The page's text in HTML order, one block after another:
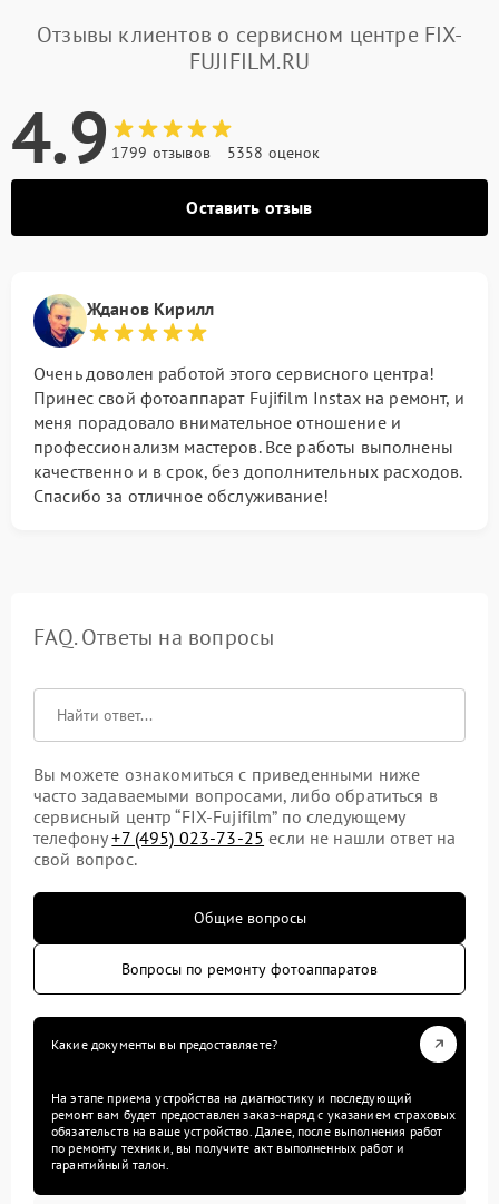
Отзывы клиентов о сервисном центре FIX-
FUJIFILM.RU
4.9 1799 отзывов 5358 оценок
Оставить отзыв
Жданов Кирилл
Очень доволен работой этого сервисного центра!
Принес свой фотоаппарат Fujifilm Instax на ремонт, и
меня порадовало внимательное отношение и
профессионализм мастеров. Все работы выполнены
качественно и в срок, без дополнительных расходов.
Спасибо за отличное обслуживание!
FAQ. Ответы на вопросы
Вы можете ознакомиться с приведенными ниже
часто задаваемыми вопросами, либо обратиться в
сервисный центр “FIX-Fujifilm” по следующему
телефону+7 (495) 023-73-25 если не нашли ответ на
свой вопрос.
Общие вопросы
Вопросы по ремонту фотоаппаратов
Какие документы вы предоставляете?
На этапе приема устройства на диагностику и последующий
ремонт вам будет предоставлен заказ-наряд с указанием страховых
обязательств на ваше устройство. Далее, после выполнения работ
по ремонту техники, вы получите акт выполненных работ и
гарантийный талон.